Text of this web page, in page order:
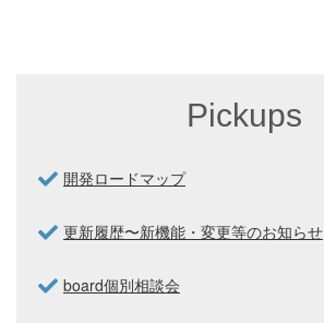
Pickups
開発ロードマップ
更新履歴〜新機能・変更等のお知らせ
board個別相談会